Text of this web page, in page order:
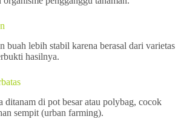
buah lebih stabil karena berasal dari varietas
hasilnya.
ditanam di pot besar atau polybag, cocok
sempit (urban farming).